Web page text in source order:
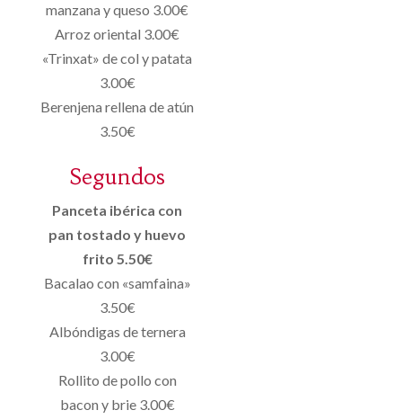
manzana y queso 3.00€
Arroz oriental 3.00€
«Trinxat» de col y patata
3.00€
Berenjena rellena de atún
3.50€
Segundos
Panceta ibérica con
pan tostado y huevo
frito 5.50€
Bacalao con «samfaina»
3.50€
Albóndigas de ternera
3.00€
Rollito de pollo con
bacon y brie 3.00€